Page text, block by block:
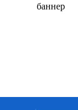
баннер